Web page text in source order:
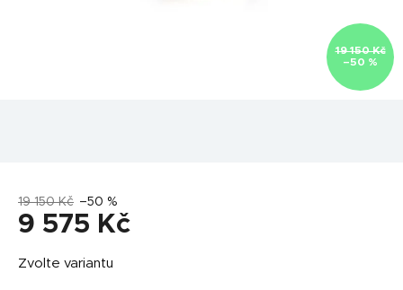
19 150 Kč
–50 %
19 150 Kč –50 %
9 575 Kč
cena:
Zvolte variantu